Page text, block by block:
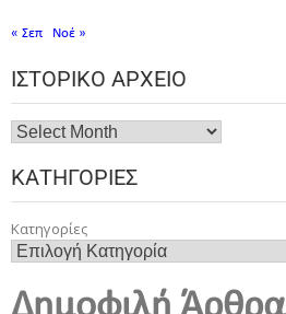
« Σεπ Νοέ »
ΙΣΤΟΡΙΚΌ ΑΡΧΕΊΟ
ΚΑΤΗΓΟΡΊΕΣ
Κατηγορίες